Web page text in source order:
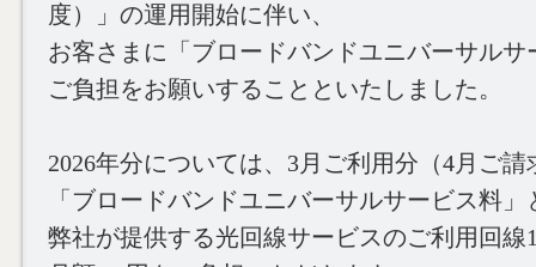
度）」の運用開始に伴い、
お客さまに「ブロードバンドユニバーサルサ
ご負担をお願いすることといたしました。
2026年分については、3月ご利用分（4月ご請
「ブロードバンドユニバーサルサービス料」
弊社が提供する光回線サービスのご利用回線